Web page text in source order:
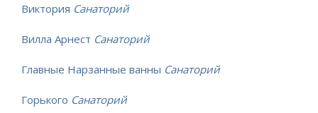
Виктория Санаторий
Вилла Арнест Санаторий
Главные Нарзанные ванны Санаторий
Горького Санаторий